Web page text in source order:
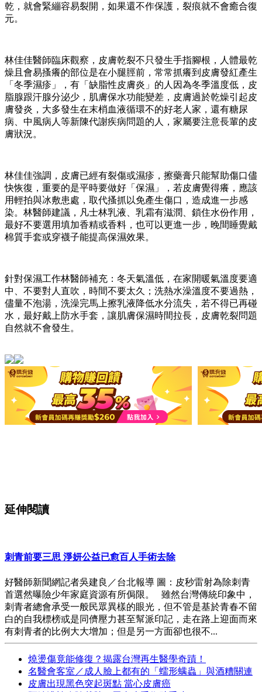
乾，就會緊繃容易裂開，如果還不作保護，裂痕就不會癒合復
元。
林佳佳醫師臨床觀察，皮膚乾裂不只發生手指腳根，人體最乾
燥且會易搔癢的部位是在小腿脛前，常常抓癢到皮膚發紅產生
「冬季濕疹」，有「缺脂性皮膚炎」的人因為冬季溫度低，皮
脂腺跟汗腺分泌少，肌膚保水功能變差，皮膚過於乾燥引起皮
膚發炎，大多發生在末梢血液循環不的好老人家，還有糖尿
病、中風病人等新陳代謝疾病問題的人，家屬要注意長輩的皮
膚狀況。
林佳佳強調，皮膚已經有裂傷或濕疹，擦藥膏只能幫助傷口儘
快恢復，重要的是平時要做好「保濕」，若皮膚覺得癢，應該
用輕拍與冰敷患處，取代搔抓以免產生傷口，造成進一步感
染。林醫師建議，凡士林乳液、乳霜有滋潤、鎖住水份作用，
最好不要選用填加香精或香料，也可以更進一步，晚間睡覺戴
棉質手套或穿襪子能提高保濕效果。
針對保濕工作林醫師補充：冬天氣溫低，在家開暖氣溫度要適
中、不要對人直吹，時間不要太久；洗熱水澡溫度不要過熱，
儘量不泡湯，洗澡完馬上擦乳液降低水分流失，若不得已再碰
水，最好戴上防水手套，讓肌膚保濕時間拉長，皮膚乾裂問題
自然就不會發生。
延伸閱讀
刺青前要三思 淨妍公益已愈百人手術去除
好醫師新聞網記者吳建良／台北報導 圖：皮秒雷射為除刺青
首選然曝險少年家庭資源有所侷限。 雖然台灣傳統印象中，
刺青者總會承受一般民眾異樣的眼光，但不管是基於青春不留
白的自我標榜或是同儕壓力甚至幫派印記，走在路上迎面而來
有刺青者的比例大大增加；但是另一方面卻也很不...
燒燙傷竟能修復？揭露台灣再生醫學奇蹟！
名醫會客室／成人臉上都有的「蠕形螨蟲」與酒糟關連
皮膚出現黑色突起斑點 當心皮膚癌